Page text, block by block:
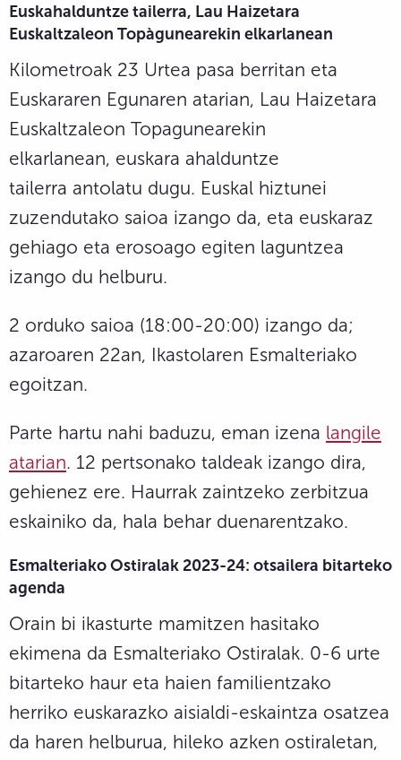
Euskahalduntze tailerra, Lau Haizetara
Euskaltzaleon Topàgunearekin elkarlanean
Kilometroak 23 Urtea pasa berritan eta
Euskararen Egunaren atarian, Lau Haizetara
Euskaltzaleon Topagunearekin
elkarlanean, euskara ahalduntze
tailerra antolatu dugu. Euskal hiztunei
zuzendutako saioa izango da, eta euskaraz
gehiago eta erosoago egiten laguntzea
izango du helburu.
2 orduko saioa (18:00-20:00) izango da;
azaroaren 22an, Ikastolaren Esmalteriako
egoitzan.
Parte hartu nahi baduzu, eman izena langile
atarian. 12 pertsonako taldeak izango dira,
gehienez ere. Haurrak zaintzeko zerbitzua
eskainiko da, hala behar duenarentzako.
Esmalteriako Ostiralak 2023-24: otsailera bitarteko
agenda
Orain bi ikasturte mamitzen hasitako
ekimena da Esmalteriako Ostiralak. 0-6 urte
bitarteko haur eta haien familientzako
herriko euskarazko aisialdi-eskaintza osatzea
da haren helburua, hileko azken ostiraletan,